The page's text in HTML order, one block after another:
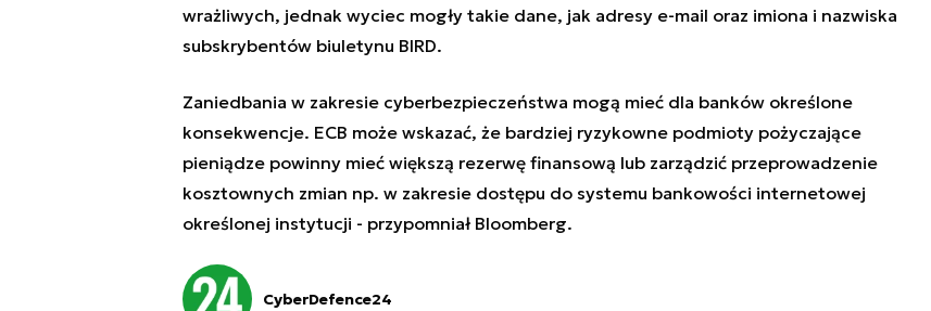
wrażliwych, jednak wyciec mogły takie dane, jak adresy e-mail oraz imiona i nazwiska
subskrybentów biuletynu BIRD.
Zaniedbania w zakresie cyberbezpieczeństwa mogą mieć dla banków określone
konsekwencje. ECB może wskazać, że bardziej ryzykowne podmioty pożyczające
pieniądze powinny mieć większą rezerwę finansową lub zarządzić przeprowadzenie
kosztownych zmian np. w zakresie dostępu do systemu bankowości internetowej
określonej instytucji - przypomniał Bloomberg.
CyberDefence24